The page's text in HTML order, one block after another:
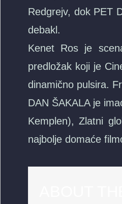
Redgrejv, dok PET
debakl.
Kenet Ros je
predložak koji je
dinamično pulsira.
DAN ŠAKALA je
Kemplen), Zlatni
najbolje domaće